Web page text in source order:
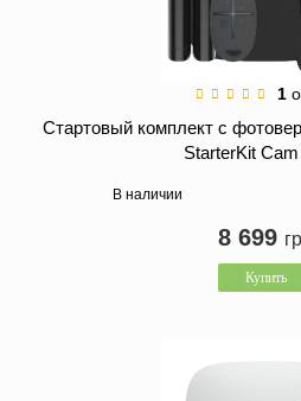
1
Стартовый комплект с
StarterKit
В наличии
8 699
Купить